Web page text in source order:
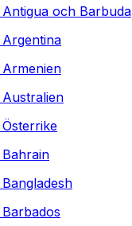
Antigua och Barbuda
Argentina
Armenien
Australien
Österrike
Bahrain
Bangladesh
Barbados